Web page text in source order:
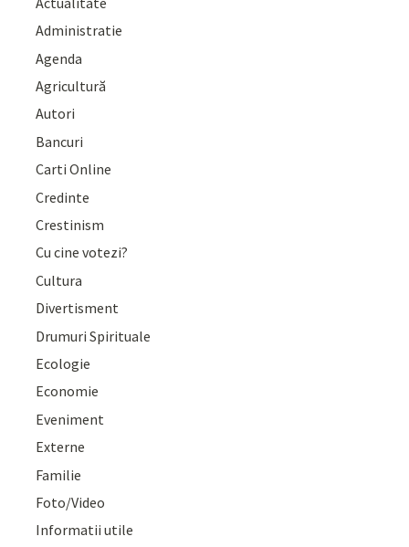
Administratie
Agenda
Agricultură
Autori
Bancuri
Carti Online
Credinte
Crestinism
Cu cine votezi?
Cultura
Divertisment
Drumuri Spirituale
Ecologie
Economie
Eveniment
Externe
Familie
Foto/Video
Informatii utile